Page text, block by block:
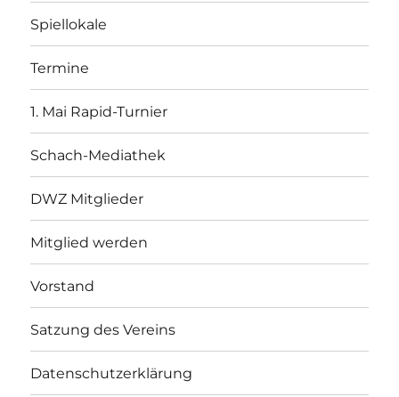
Spiellokale
Termine
1. Mai Rapid-Turnier
Schach-Mediathek
DWZ Mitglieder
Mitglied werden
Vorstand
Satzung des Vereins
Datenschutzerklärung